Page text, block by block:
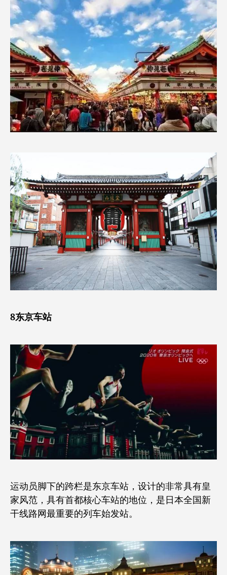
8东京车站
运动员脚下的跨栏是东京车站，设计的非常具有皇
家风范，具有首都核心车站的地位，是日本全国新
干线路网最重要的列车始发站。